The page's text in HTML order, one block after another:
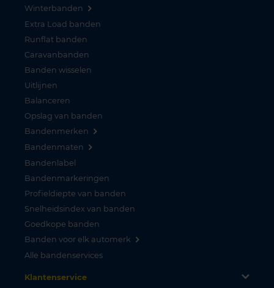
Winterbanden
Extra Load banden
Runflat banden
Caravanbanden
Banden wisselen
Uitlijnen
Balanceren
Opslag van banden
Bandenmerken
Bandenmaten
Bandenlabel
Bandenmarkeringen
Profieldiepte van banden
Snelheidsindex van banden
Goedkope banden
Banden voor elk automerk
Alle bandenservices
Klantenservice